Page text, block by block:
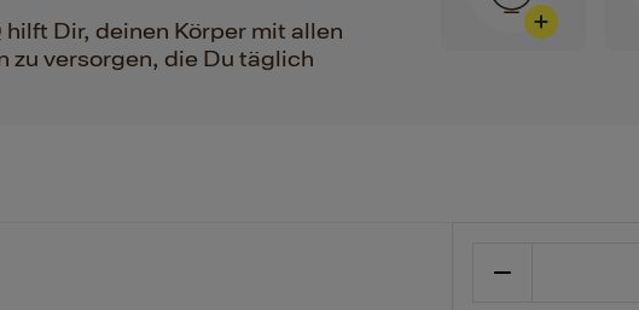
Dir, deinen Körper mit allen
zu versorgen, die Du täglich